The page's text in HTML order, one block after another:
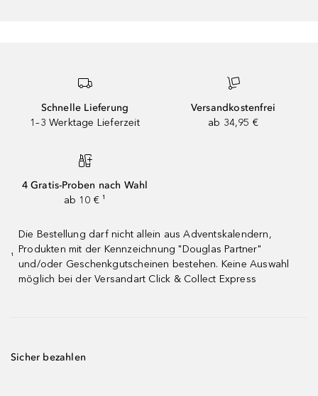
Schnelle Lieferung
1–3 Werktage Lieferzeit
Versandkostenfrei
ab 34,95 €
4 Gratis-Proben nach Wahl
ab 10 € ¹
¹
Die Bestellung darf nicht allein aus Adventskalendern,
Produkten mit der Kennzeichnung "Douglas Partner"
und/oder Geschenkgutscheinen bestehen. Keine Auswahl
möglich bei der Versandart Click & Collect Express
Sicher bezahlen